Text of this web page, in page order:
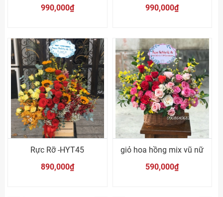
990,000₫
990,000₫
Rực Rỡ -HYT45
890,000₫
giỏ hoa hồng mix vũ nữ
590,000₫